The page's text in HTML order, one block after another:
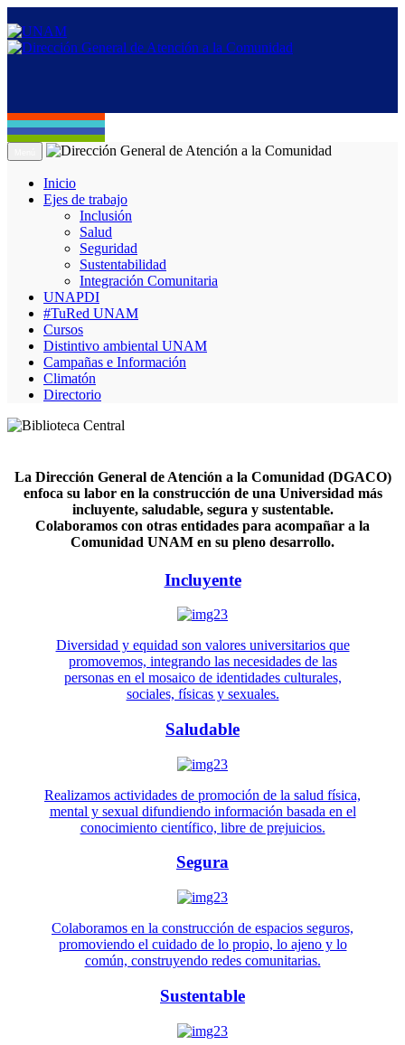
Inicio
Ejes de trabajo
Inclusión
Salud
Seguridad
Sustentabilidad
Integración Comunitaria
UNAPDI
#TuRed UNAM
Cursos
Distintivo ambiental UNAM
Campañas e Información
Climatón
Directorio
La Dirección General de Atención a la Comunidad (DGACO)
enfoca su labor en la construcción de una Universidad más
incluyente, saludable, segura y sustentable.
Colaboramos con otras entidades para acompañar a la
Comunidad UNAM en su pleno desarrollo.
Incluyente
Diversidad y equidad son valores universitarios que
promovemos, integrando las necesidades de las
personas en el mosaico de identidades culturales,
sociales, físicas y sexuales.
Saludable
Realizamos actividades de promoción de la salud física,
mental y sexual difundiendo información basada en el
conocimiento científico, libre de prejuicios.
Segura
Colaboramos en la construcción de espacios seguros,
promoviendo el cuidado de lo propio, lo ajeno y lo
común, construyendo redes comunitarias.
Sustentable